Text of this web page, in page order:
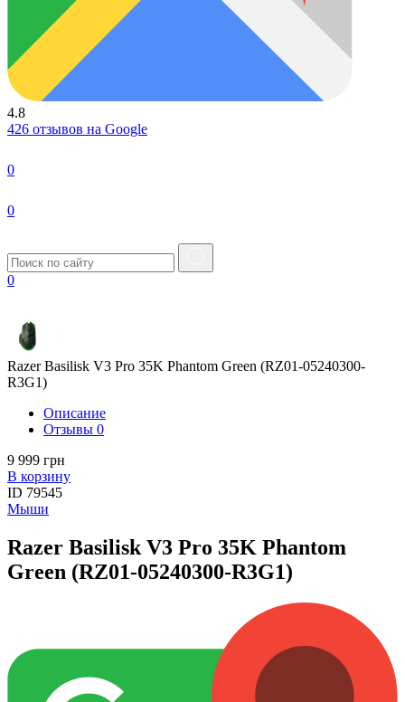
4.8
426 отзывов на Google
0
0
0
Razer Basilisk V3 Pro 35K Phantom Green (RZ01-05240300-
R3G1)
Описание
Отзывы 0
9 999 грн
В корзину
ID 79545
Мыши
Razer Basilisk V3 Pro 35K Phantom
Green (RZ01-05240300-R3G1)